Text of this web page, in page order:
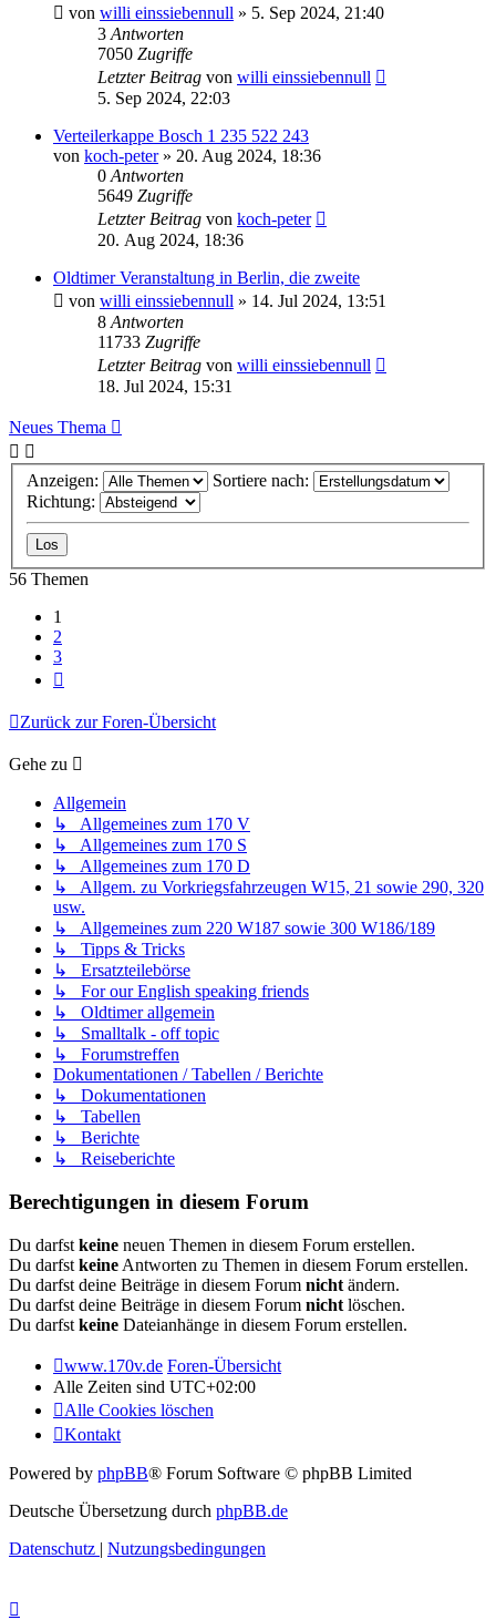
von willi einssiebennull » 5. Sep 2024, 21:40
3 Antworten
7050 Zugriffe
Letzter Beitrag von willi einssiebennull
5. Sep 2024, 22:03
Verteilerkappe Bosch 1 235 522 243
von koch-peter» 20. Aug 2024, 18:36
0 Antworten
5649 Zugriffe
Letzter Beitrag von koch-peter
20. Aug 2024, 18:36
Oldtimer Veranstaltung in Berlin, die zweite
von willi einssiebennull » 14. Jul 2024, 13:51
8 Antworten
11733 Zugriffe
Letzter Beitrag von willi einssiebennull
18. Jul 2024, 15:31
Neues Thema
Anzeigen:
Sortiere nach:
Richtung:
56 Themen
1
2
3
Zurück zur Foren-Übersicht
Gehe zu
Allgemein
↳ Allgemeines zum 170 V
↳ Allgemeines zum 170 S
↳ Allgemeines zum 170 D
↳ Allgem. zu Vorkriegsfahrzeugen W15, 21 sowie 290, 320
usw.
↳ Allgemeines zum 220 W187 sowie 300 W186/189
↳ Tipps & Tricks
↳ Ersatzteilebörse
↳ For our English speaking friends
↳ Oldtimer allgemein
↳ Smalltalk - off topic
↳ Forumstreffen
Dokumentationen / Tabellen / Berichte
↳ Dokumentationen
↳ Tabellen
↳ Berichte
↳ Reiseberichte
Berechtigungen in diesem Forum
Du darfst keine neuen Themen in diesem Forum erstellen.
Du darfst keine Antworten zu Themen in diesem Forum erstellen.
Du darfst deine Beiträge in diesem Forum nicht ändern.
Du darfst deine Beiträge in diesem Forum nicht löschen.
Du darfst keine Dateianhänge in diesem Forum erstellen.
www.170v.de Foren-Übersicht
Alle Zeiten sind UTC+02:00
Alle Cookies löschen
Kontakt
Powered by phpBB® Forum Software © phpBB Limited
Deutsche Übersetzung durch phpBB.de
Datenschutz | Nutzungsbedingungen